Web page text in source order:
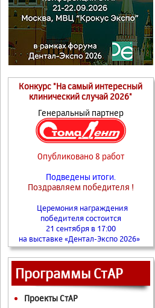
Конкурс "На самый интересный
клинический случай 2026"
Генеральный партнер
Опубликовано 8 работ
Подведены итоги.
Поздравляем победителя !
Церемония награждения
победителя состоится
21 сентября в 17:00
на выставке «Дентал-Экспо 2026»
Программы СтАР
Проекты СтАР